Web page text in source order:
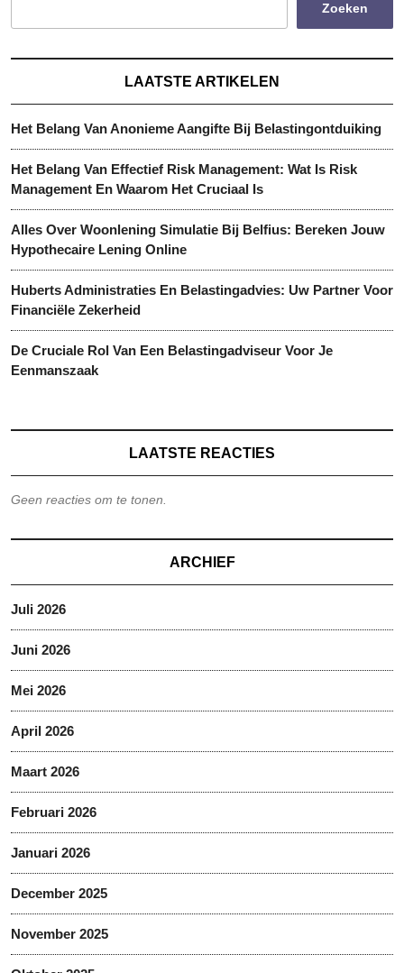
Zoeken
LAATSTE ARTIKELEN
Het Belang Van Anonieme Aangifte Bij Belastingontduiking
Het Belang Van Effectief Risk Management: Wat Is Risk
Management En Waarom Het Cruciaal Is
Alles Over Woonlening Simulatie Bij Belfius: Bereken Jouw
Hypothecaire Lening Online
Huberts Administraties En Belastingadvies: Uw Partner Voor
Financiële Zekerheid
De Cruciale Rol Van Een Belastingadviseur Voor Je
Eenmanszaak
LAATSTE REACTIES
Geen reacties om te tonen.
ARCHIEF
Juli 2026
Juni 2026
Mei 2026
April 2026
Maart 2026
Februari 2026
Januari 2026
December 2025
November 2025